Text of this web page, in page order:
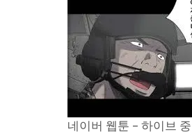
네이버 웹툰 – 하이브 중